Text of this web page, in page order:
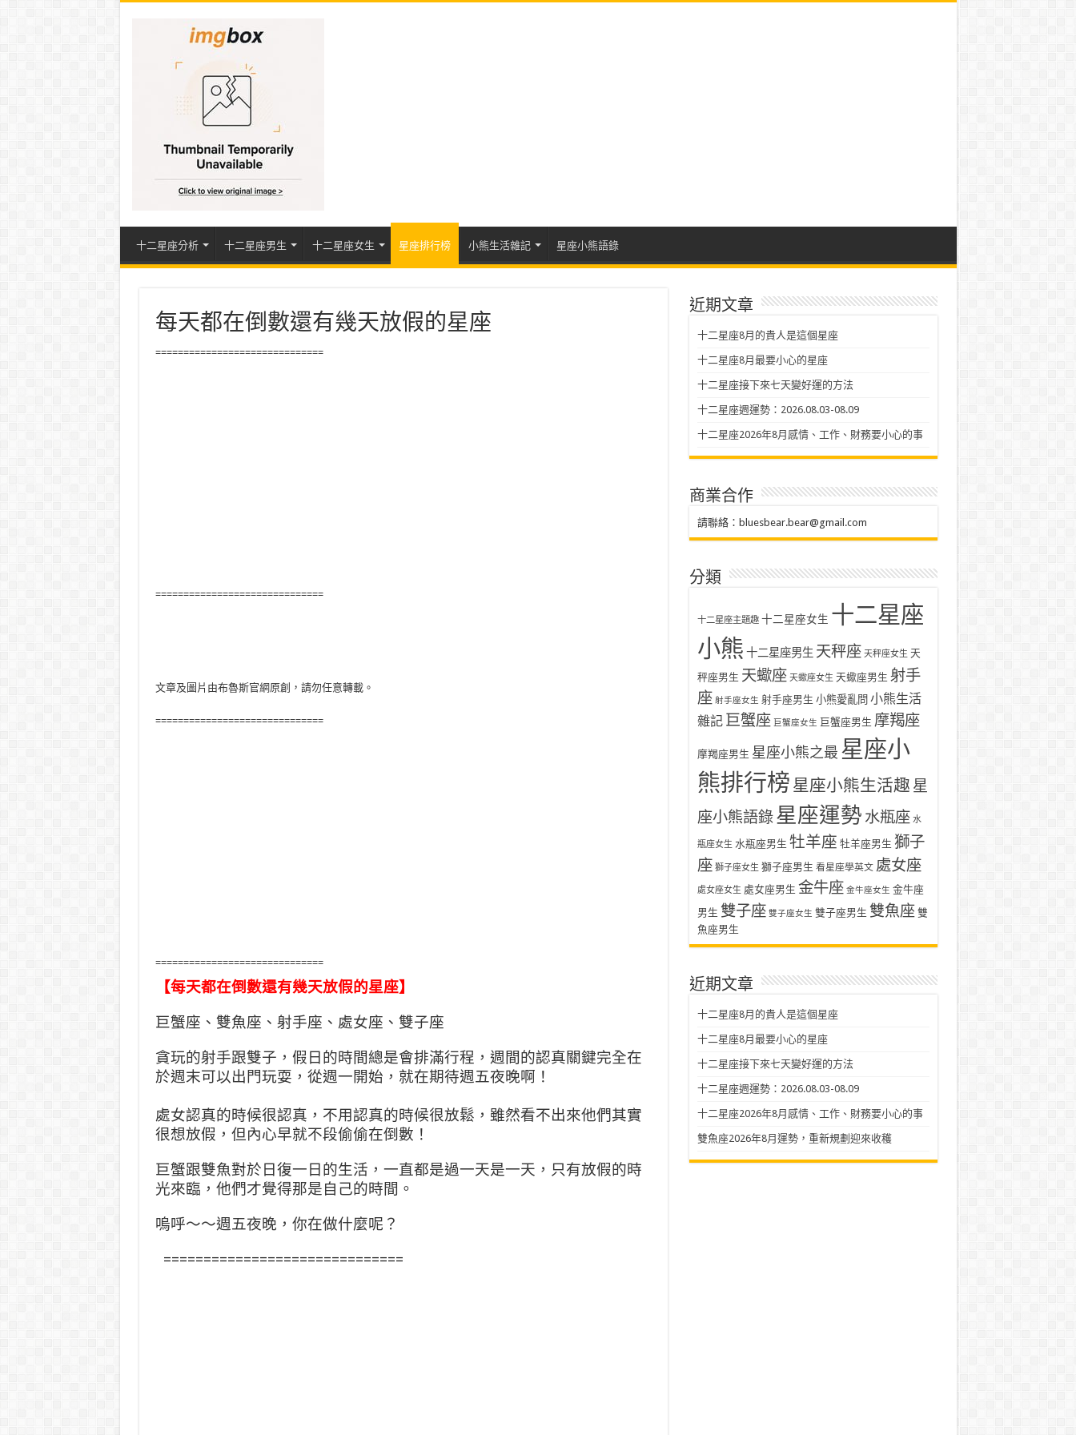
十二星座分析 十二星座男生 十二星座女生 星座排行榜 小熊生活雜記 星座小熊語錄
每天都在倒數還有幾天放假的星座
==============================
==============================
文章及圖片由布魯斯官網原創，請勿任意轉載。
==============================
==============================
【每天都在倒數還有幾天放假的星座】
巨蟹座、雙魚座、射手座、處女座、雙子座
貪玩的射手跟雙子，假日的時間總是會排滿行程，週間的認真關鍵完全在
於週末可以出門玩耍，從週一開始，就在期待週五夜晚啊！
處女認真的時候很認真，不用認真的時候很放鬆，雖然看不出來他們其實
很想放假，但內心早就不段偷偷在倒數！
巨蟹跟雙魚對於日復一日的生活，一直都是過一天是一天， 只有放假的時
光來臨，他們才覺得那是自己的時間。
嗚呼～～週五夜晚，你在做什麼呢？
==============================
近期文章
十二星座8月的貴人是這個星座
十二星座8月最要小心的星座
十二星座接下來七天變好運的方法
十二星座週運勢：2026.08.03-08.09
十二星座2026年8月感情、工作、財務要小心的事
商業合作
請聯絡： bluesbear.bear@gmail.com
分類
十二星座主題趣 十二星座女生 十二星座
小熊 十二星座男生 天秤座 天秤座女生 天
秤座男生 天蠍座 天蠍座女生 天蠍座男生 射手
座 射手座女生 射手座男生 小熊愛亂問 小熊生活
雜記 巨蟹座 巨蟹座女生 巨蟹座男生 摩羯座
摩羯座男生 星座小熊之最 星座小
熊排行榜 星座小熊生活趣 星
座小熊語錄星座運勢 水瓶座 水
瓶座女生 水瓶座男生 牡羊座 牡羊座男生 獅子
座 獅子座女生 獅子座男生 看星座學英文 處女座
處女座女生 處女座男生 金牛座 金牛座女生 金牛座
男生 雙子座 雙子座女生 雙子座男生 雙魚座 雙
魚座男生
近期文章
十二星座8月的貴人是這個星座
十二星座8月最要小心的星座
十二星座接下來七天變好運的方法
十二星座週運勢：2026.08.03-08.09
十二星座2026年8月感情、工作、財務要小心的事
雙魚座2026年8月運勢，重新規劃迎來收穫